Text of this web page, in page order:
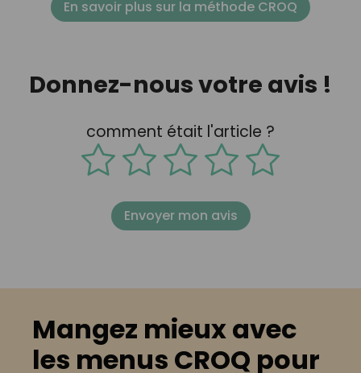
En savoir plus sur la méthode CROQ
Donnez-nous votre avis !
comment était l'article ?
Envoyer mon avis
Mangez mieux avec
les menus CROQ pour